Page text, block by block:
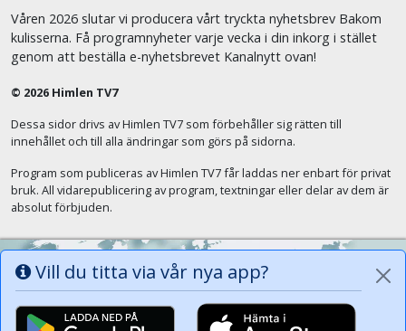
Våren 2026 slutar vi producera vårt tryckta nyhetsbrev Bakom
kulisserna. Få programnyheter varje vecka i din inkorg i stället
genom att beställa e-nyhetsbrevet Kanalnytt ovan!
Vill du titta via vår nya app?
© 2026 Himlen TV7
Dessa sidor drivs av Himlen TV7 som förbehåller sig rätten till
innehållet och till alla ändringar som görs på sidorna.
Program som publiceras av Himlen TV7 får laddas ner enbart för privat
bruk. All vidarepublicering av program, textningar eller delar av dem är
absolut förbjuden.
Alla tungor ska bekänna att Jesus Kristus
är Herren, Gud Fadern till ära. (Fil 2:11)